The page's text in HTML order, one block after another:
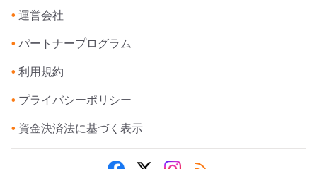
• 運営会社
• パートナープログラム
• 利用規約
• プライバシーポリシー
• 資金決済法に基づく表示